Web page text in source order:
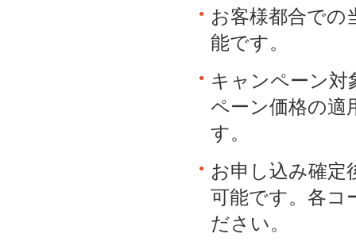
お客様都合での
能です。​
キャンペーン
ペーン価格の適
す。
お申し込み確定
可能です。各コ
ださい。